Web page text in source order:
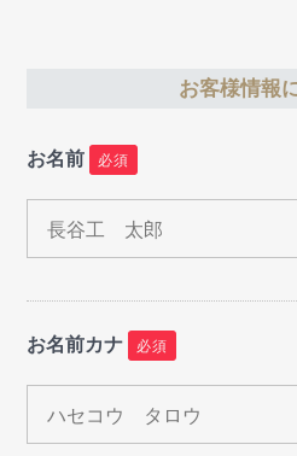
お客様情報
お名前 必須
お名前カナ 必須